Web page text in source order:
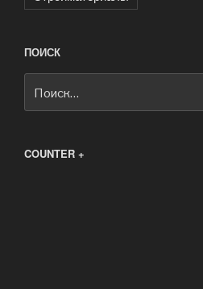
ПОИСК
COUNTER +